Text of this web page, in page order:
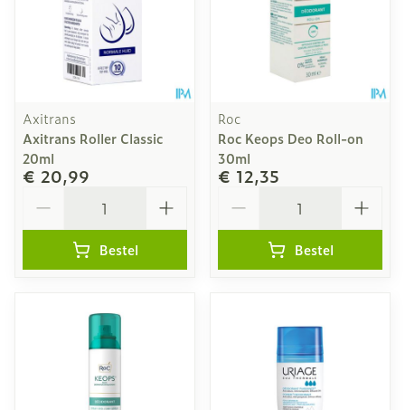
Axitrans
Axitrans Roller Classic
20ml
€ 20,99
Bestel
Roc
Roc Keops Deo Roll-on
30ml
€ 12,35
Bestel